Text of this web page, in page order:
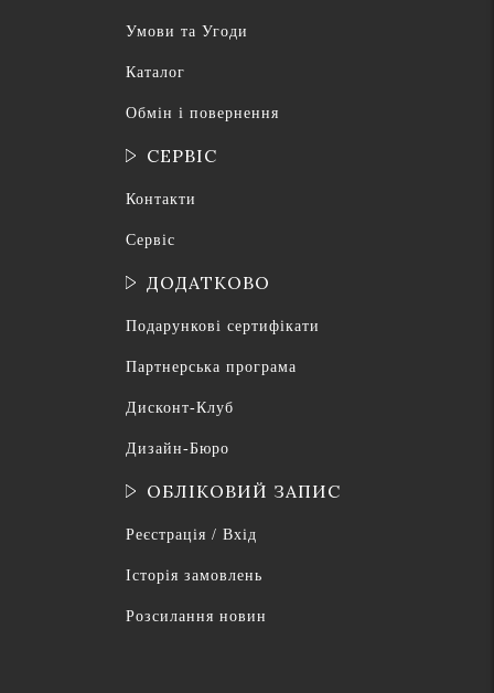
Умови та Угоди
Каталог
Обмін і повернення
СЕРВІС
Контакти
Сервіс
ДОДАТКОВО
Подарункові сертифікати
Партнерська програма
Дисконт-Клуб
Дизайн-Бюро
ОБЛІКОВИЙ ЗАПИС
Реєстрація / Вхід
Історія замовлень
Розсилання новин